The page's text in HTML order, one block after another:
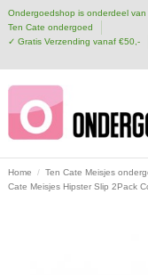
Ondergoedshop is onderdeel
Ten Cate ondergoed
✓ Gratis Verzending vanaf €50,-
Home Ten Cate Meisjes
Cate Meisjes Hipster Slip 2Pack